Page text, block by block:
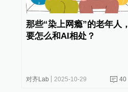
那些“染上网瘾”的老年人，
要怎么和AI相处？
对齐Lab 2025-10-29 40